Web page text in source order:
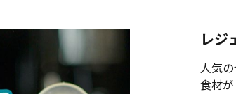
レジ
人気
食材